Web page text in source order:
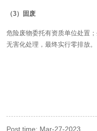
（3）固废
危险废物委托有资质单位处置
无害化处理，最终实行零排放。
Post time: Mar-27-2023